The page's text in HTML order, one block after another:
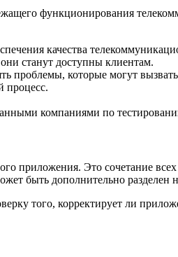
функционирования
качества
станут доступны клиентам.
проблемы, которые могут
процесс.
компаниями по
приложения. Это сочетание
быть дополнительно разделен
того, корректирует ли